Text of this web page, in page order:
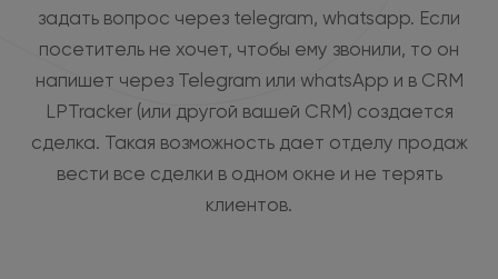
задать вопрос через telegram, whatsapp. Если
посетитель не хочет, чтобы ему звонили, то он
напишет через Telegram или whatsApp и в CRM
LPTracker (или другой вашей CRM) создается
сделка. Такая возможность дает отделу продаж
вести все сделки в одном окне и не терять
клиентов.